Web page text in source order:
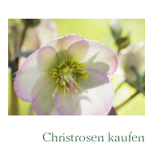
Christrosen kaufen